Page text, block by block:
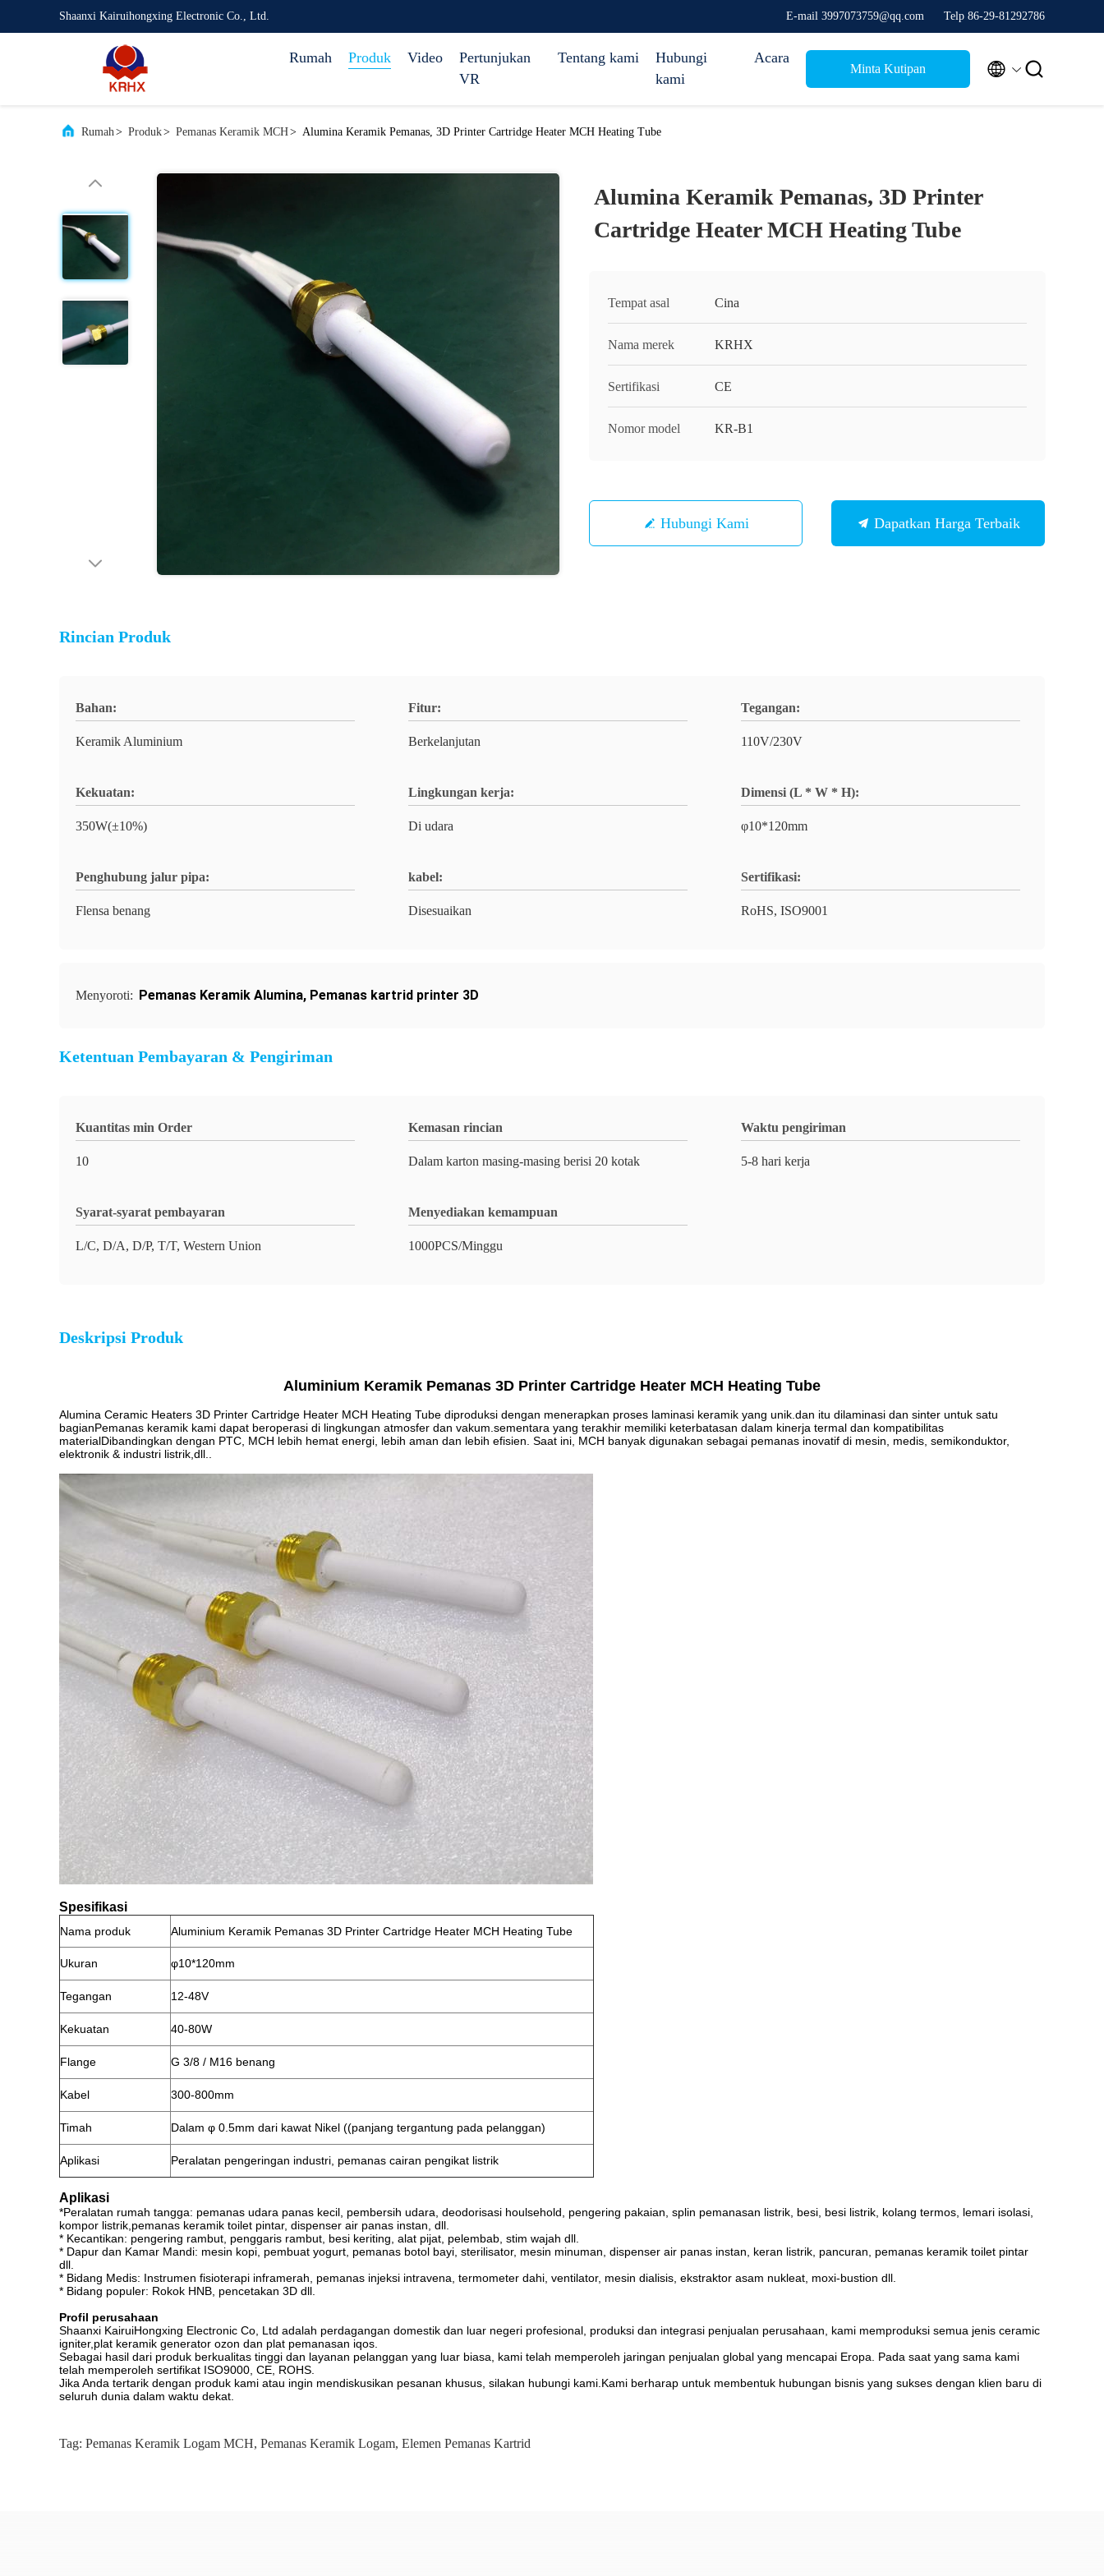
Shaanxi Kairuihongxing Electronic Co., Ltd. E-mail 3997073759@qq.com Telp 86-29-81292786
Rumah Produk Video
Pertunjukan
VR
Tentang kami
Hubungi
kami
Acara
Minta Kutipan  
Rumah> Produk> Pemanas Keramik MCH> Alumina Keramik Pemanas, 3D Printer Cartridge Heater MCH Heating Tube
Alumina Keramik Pemanas, 3D Printer
Cartridge Heater MCH Heating Tube
Tempat asal Cina
Nama merek KRHX
Sertifikasi CE
Nomor model KR-B1
Hubungi Kami Dapatkan Harga Terbaik
Rincian Produk
Bahan:
Keramik Aluminium
Fitur:
Berkelanjutan
Tegangan:
110V/230V
Kekuatan:
350W(±10%)
Lingkungan kerja:
Di udara
Dimensi (L * W * H):
φ10*120mm
Penghubung jalur pipa:
Flensa benang
kabel:
Disesuaikan
Sertifikasi:
RoHS, ISO9001
Menyoroti: Pemanas Keramik Alumina, Pemanas kartrid printer 3D
Ketentuan Pembayaran & Pengiriman
Kuantitas min Order
10
Kemasan rincian
Dalam karton masing-masing berisi 20 kotak
Waktu pengiriman
5-8 hari kerja
Syarat-syarat pembayaran
L/C, D/A, D/P, T/T, Western Union
Menyediakan kemampuan
1000PCS/Minggu
Deskripsi Produk
Aluminium Keramik Pemanas 3D Printer Cartridge Heater MCH Heating Tube
Alumina Ceramic Heaters 3D Printer Cartridge Heater MCH Heating Tube diproduksi dengan menerapkan proses laminasi keramik yang unik.dan itu dilaminasi dan sinter untuk satu
bagianPemanas keramik kami dapat beroperasi di lingkungan atmosfer dan vakum.sementara yang terakhir memiliki keterbatasan dalam kinerja termal dan kompatibilitas
materialDibandingkan dengan PTC, MCH lebih hemat energi, lebih aman dan lebih efisien. Saat ini, MCH banyak digunakan sebagai pemanas inovatif di mesin, medis, semikonduktor,
elektronik & industri listrik,dll..
Spesifikasi
Nama produk Aluminium Keramik Pemanas 3D Printer Cartridge Heater MCH Heating Tube
Ukuran φ10*120mm
Tegangan 12-48V
Kekuatan 40-80W
Flange G 3/8 / M16 benang
Kabel 300-800mm
Timah Dalam φ 0.5mm dari kawat Nikel ((panjang tergantung pada pelanggan)
Aplikasi Peralatan pengeringan industri, pemanas cairan pengikat listrik
Aplikasi
*Peralatan rumah tangga: pemanas udara panas kecil, pembersih udara, deodorisasi houlsehold, pengering pakaian, splin pemanasan listrik, besi, besi listrik, kolang termos, lemari isolasi,
kompor listrik,pemanas keramik toilet pintar, dispenser air panas instan, dll.
* Kecantikan: pengering rambut, penggaris rambut, besi keriting, alat pijat, pelembab, stim wajah dll.
* Dapur dan Kamar Mandi: mesin kopi, pembuat yogurt, pemanas botol bayi, sterilisator, mesin minuman, dispenser air panas instan, keran listrik, pancuran, pemanas keramik toilet pintar
dll.
* Bidang Medis: Instrumen fisioterapi inframerah, pemanas injeksi intravena, termometer dahi, ventilator, mesin dialisis, ekstraktor asam nukleat, moxi-bustion dll.
* Bidang populer: Rokok HNB, pencetakan 3D dll.
Profil perusahaan
Shaanxi KairuiHongxing Electronic Co, Ltd adalah perdagangan domestik dan luar negeri profesional, produksi dan integrasi penjualan perusahaan, kami memproduksi semua jenis ceramic
igniter,plat keramik generator ozon dan plat pemanasan iqos.
Sebagai hasil dari produk berkualitas tinggi dan layanan pelanggan yang luar biasa, kami telah memperoleh jaringan penjualan global yang mencapai Eropa. Pada saat yang sama kami
telah memperoleh sertifikat ISO9000, CE, ROHS.
Jika Anda tertarik dengan produk kami atau ingin mendiskusikan pesanan khusus, silakan hubungi kami.Kami berharap untuk membentuk hubungan bisnis yang sukses dengan klien baru di
seluruh dunia dalam waktu dekat.
Tag: Pemanas Keramik Logam MCH, Pemanas Keramik Logam, Elemen Pemanas Kartrid